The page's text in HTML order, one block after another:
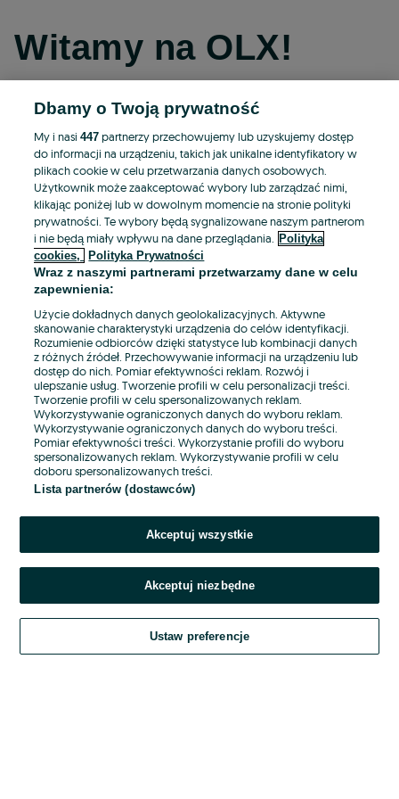
Witamy na OLX!
Kontynuuj przez Facebooka
Kontynuuj przez konto Apple
Kontynuuj przez konto Google
LUB
E-mail
Hasło
Nie pamiętasz hasła?
Zaloguj się
Kontynuując za pośrednictwem jednego z dostawców wskazanych powyżej,
Regulamin serwisu OLX.pl w jego aktualnym brzmieniu.
Dbamy o Twoją prywatność
My i nasi447 partnerzy przechowujemy lub uzyskujemy dostęp
do informacji na urządzeniu, takich jak unikalne identyfikatory w
plikach cookie w celu przetwarzania danych osobowych.
Użytkownik może zaakceptować wybory lub zarządzać nimi,
klikając poniżej lub w dowolnym momencie na stronie polityki
prywatności. Te wybory będą sygnalizowane naszym partnerom
i nie będą miały wpływu na dane przeglądania.
Polityka
cookies,
Polityka Prywatności
Wraz z naszymi partnerami przetwarzamy dane w celu
zapewnienia:
Użycie dokładnych danych geolokalizacyjnych. Aktywne
skanowanie charakterystyki urządzenia do celów identyfikacji.
Rozumienie odbiorców dzięki statystyce lub kombinacji danych
z różnych źródeł. Przechowywanie informacji na urządzeniu lub
dostęp do nich. Pomiar efektywności reklam. Rozwój i
ulepszanie usług. Tworzenie profili w celu personalizacji treści.
Tworzenie profili w celu spersonalizowanych reklam.
Wykorzystywanie ograniczonych danych do wyboru reklam.
Wykorzystywanie ograniczonych danych do wyboru treści.
Pomiar efektywności treści. Wykorzystanie profili do wyboru
spersonalizowanych reklam. Wykorzystywanie profili w celu
doboru spersonalizowanych treści.
Lista partnerów (dostawców)
Akceptuj wszystkie
Akceptuj niezbędne
Ustaw preferencje